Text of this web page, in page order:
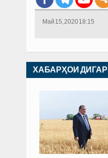
Май 15, 2020 18:15
ХАБАРҲОИ